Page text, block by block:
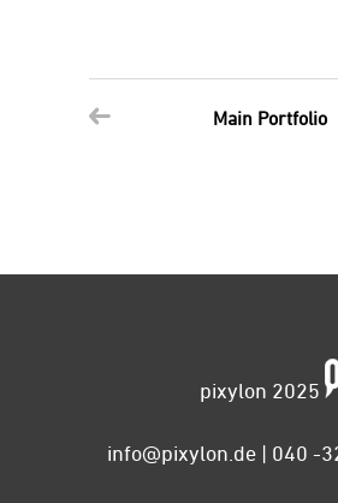
Main Portfolio
pixylon 2025
info@pixylon.de | 040 -